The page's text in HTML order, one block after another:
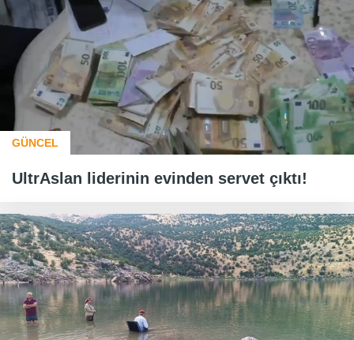
GÜNCEL
UltrAslan liderinin evinden servet çıktı!